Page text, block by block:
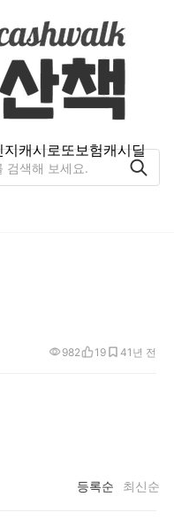
지캐시로또보험캐시딜
1년 전
982 19 4
등록순 최신순